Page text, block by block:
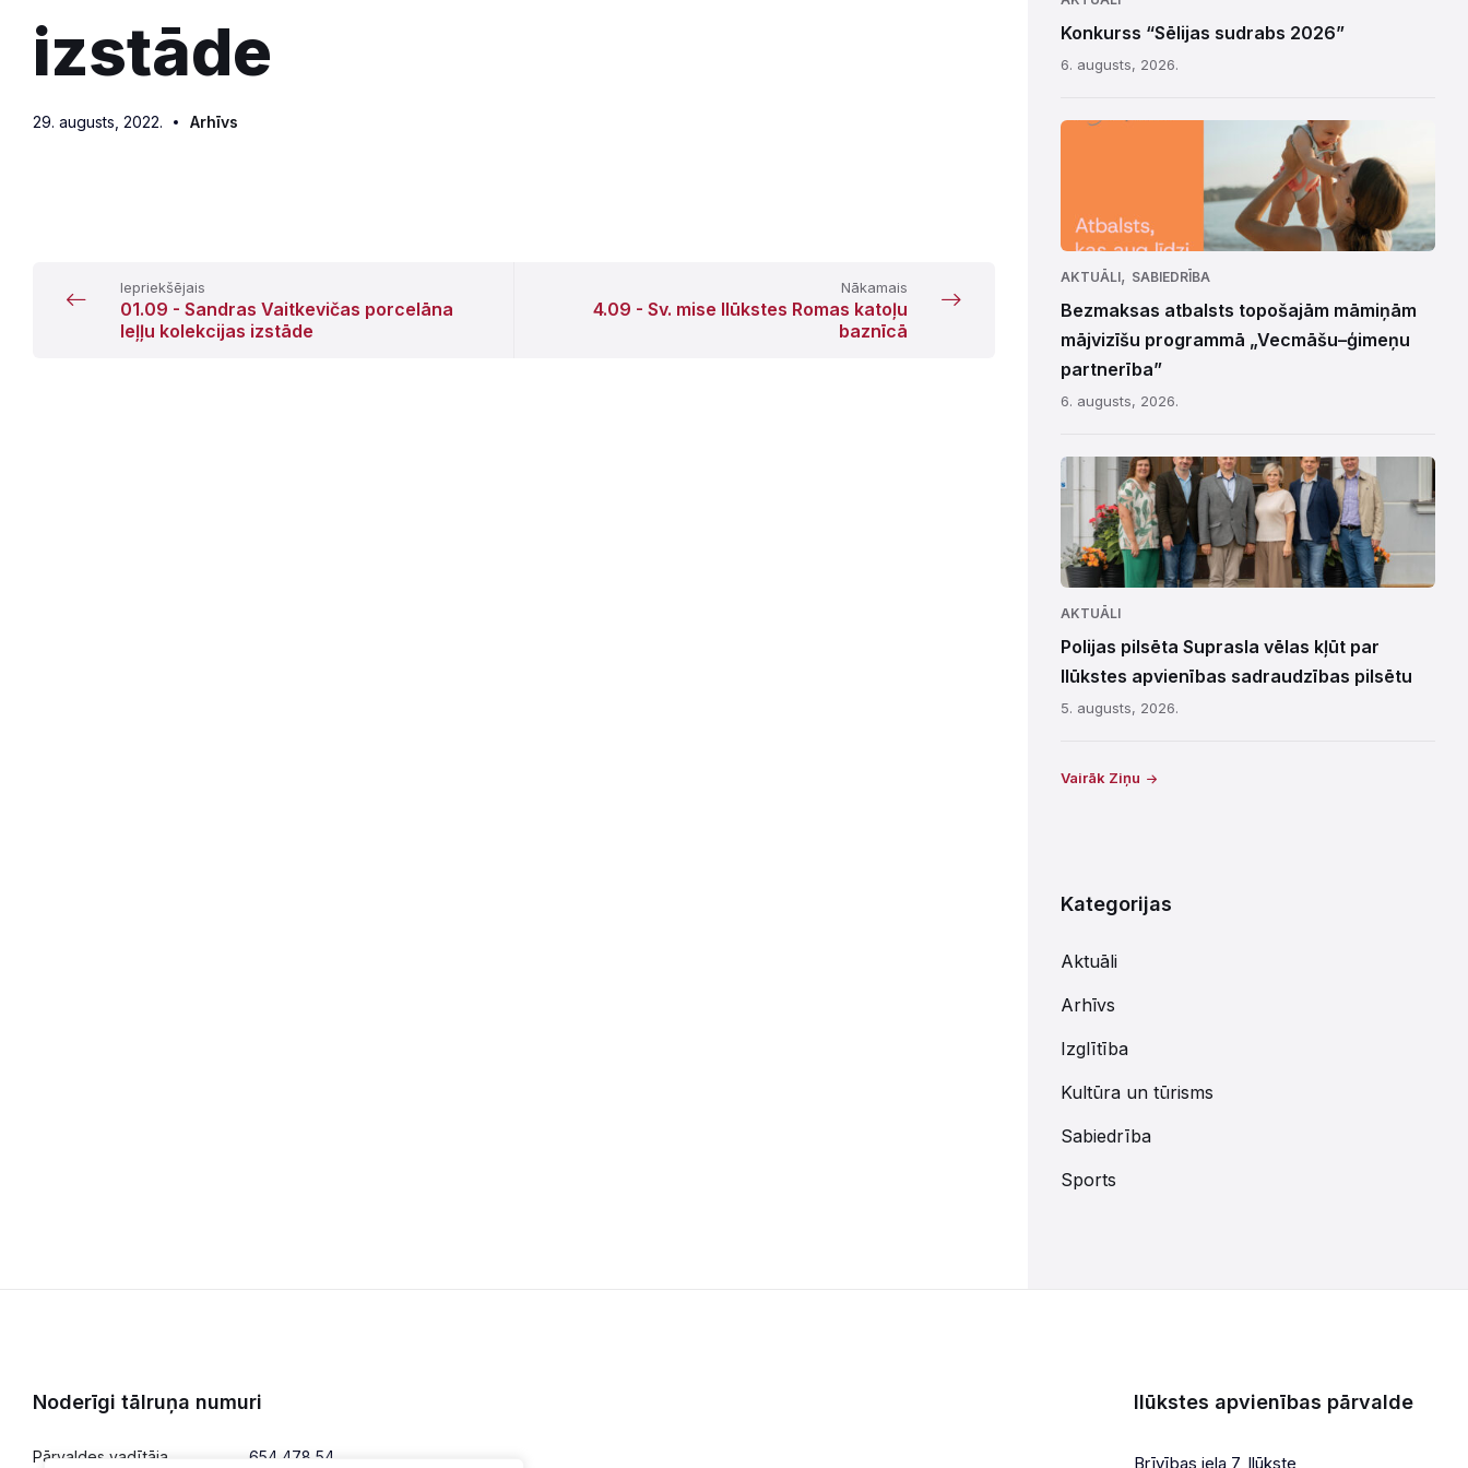
izstāde
29. augusts, 2022. Arhīvs
Iepriekšējais
01.09 - Sandras Vaitkevičas porcelāna
leļļu kolekcijas izstāde
Nākamais
4.09 - Sv. mise Ilūkstes Romas katoļu
baznīcā
Konkurss “Sēlijas sudrabs 2026”
6. augusts, 2026.
AKTUĀLI, SABIEDRĪBA
Bezmaksas atbalsts topošajām māmiņām
mājvizīšu programmā „Vecmāšu–ģimeņu
partnerība”
6. augusts, 2026.
AKTUĀLI
Polijas pilsēta Suprasla vēlas kļūt par
Ilūkstes apvienības sadraudzības pilsētu
5. augusts, 2026.
Vairāk Ziņu
Kategorijas
Aktuāli
Arhīvs
Izglītība
Kultūra un tūrisms
Sabiedrība
Sports
Noderīgi tālruņa numuri
Pārvaldes vadītāja 654 478 54
Ilūkstes apvienības pārvalde
Brīvības iela 7, Ilūkste,